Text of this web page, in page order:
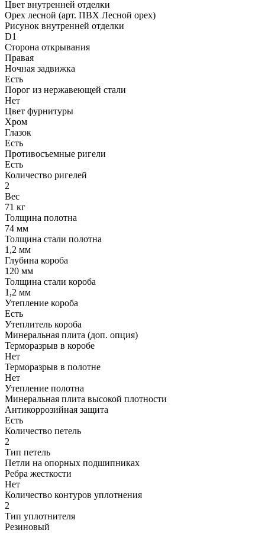
Цвет внутренней отделки
Орех лесной (арт. ПВХ Лесной орех)
Рисунок внутренней отделки
D1
Сторона открывания
Правая
Ночная задвижка
Есть
Порог из нержавеющей стали
Нет
Цвет фурнитуры
Хром
Глазок
Есть
Противосъемные ригели
Есть
Количество ригелей
2
Вес
71 кг
Толщина полотна
74 мм
Толщина стали полотна
1,2 мм
Глубина короба
120 мм
Толщина стали короба
1,2 мм
Утепление короба
Есть
Утеплитель короба
Минеральная плита (доп. опция)
Терморазрыв в коробе
Нет
Терморазрыв в полотне
Нет
Утепление полотна
Минеральная плита высокой плотности
Антикоррозийная защита
Есть
Количество петель
2
Тип петель
Петли на опорных подшипниках
Ребра жесткости
Нет
Количество контуров уплотнения
2
Тип уплотнителя
Резиновый